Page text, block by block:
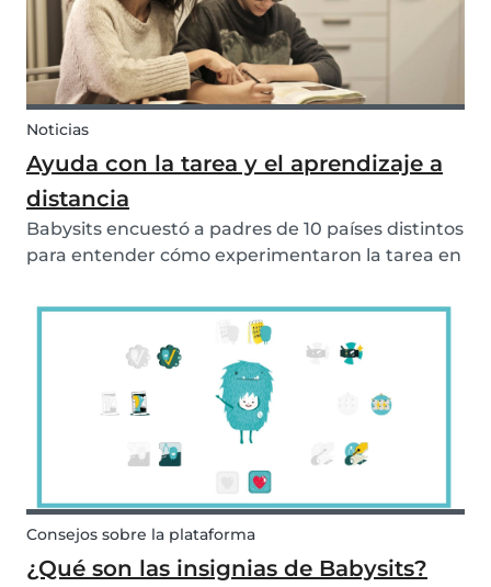
Noticias
Ayuda con la tarea y el aprendizaje a
distancia
Babysits encuestó a padres de 10 países distintos
para entender cómo experimentaron la tarea en
escuelas estaban cerradas debido a COVID-19.
Consejos sobre la plataforma
¿Qué son las insignias de Babysits?